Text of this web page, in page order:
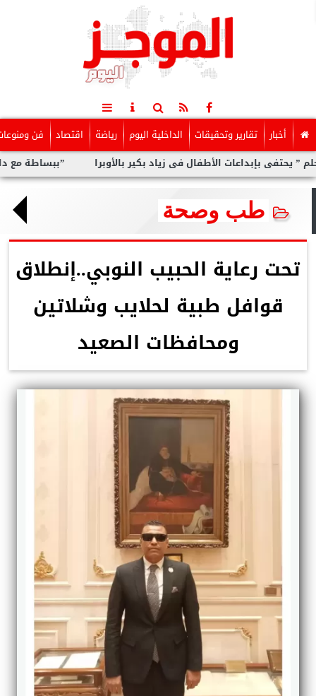
أخبار تقارير وتحقيقات الداخلية اليوم رياضة اقتصاد فن
”ببساطة مع داليا”.. الأطفال فى زياد بكير بالأوبرا
طب وصحة
تحت رعاية الحبيب النوبي..إنطلاق
قوافل طبية لحلايب وشلاتين
ومحافظات الصعيد